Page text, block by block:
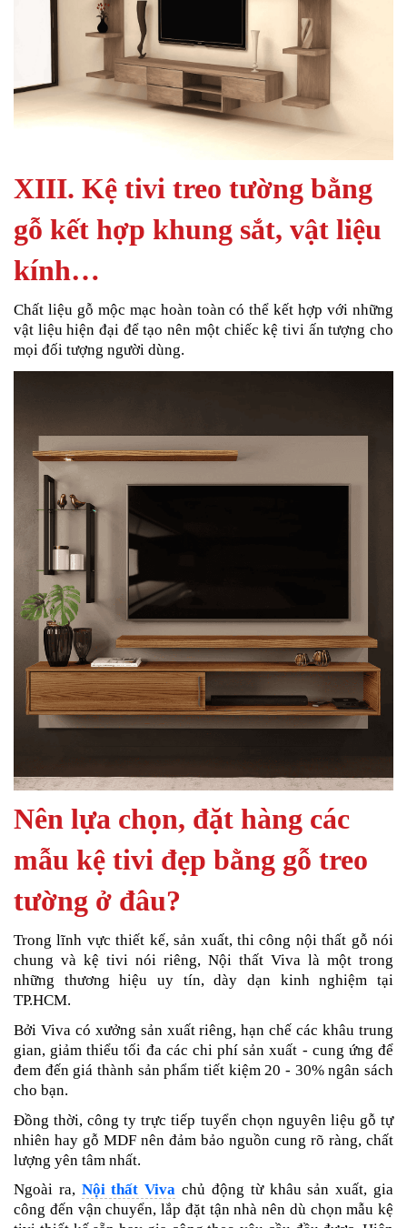
XIII. Kệ tivi treo tường bằng
gỗ kết hợp khung sắt, vật liệu
kính…
Chất liệu gỗ mộc mạc hoàn toàn có thể kết hợp với những
vật liệu hiện đại để tạo nên một chiếc kệ tivi ấn tượng cho
mọi đối tượng người dùng.
Nên lựa chọn, đặt hàng các
mẫu kệ tivi đẹp bằng gỗ treo
tường ở đâu?
Trong lĩnh vực thiết kế, sản xuất, thi công nội thất gỗ nói
chung và kệ tivi nói riêng, Nội thất Viva là một trong
những thương hiệu uy tín, dày dạn kinh nghiệm tại
TP.HCM.
Bởi Viva có xưởng sản xuất riêng, hạn chế các khâu trung
gian, giảm thiểu tối đa các chi phí sản xuất - cung ứng để
đem đến giá thành sản phẩm tiết kiệm 20 - 30% ngân sách
cho bạn.
Đồng thời, công ty trực tiếp tuyển chọn nguyên liệu gỗ tự
nhiên hay gỗ MDF nên đảm bảo nguồn cung rõ ràng, chất
lượng yên tâm nhất.
Ngoài ra, Nội thất Viva chủ động từ khâu sản xuất, gia
công đến vận chuyển, lắp đặt tận nhà nên dù chọn mẫu kệ